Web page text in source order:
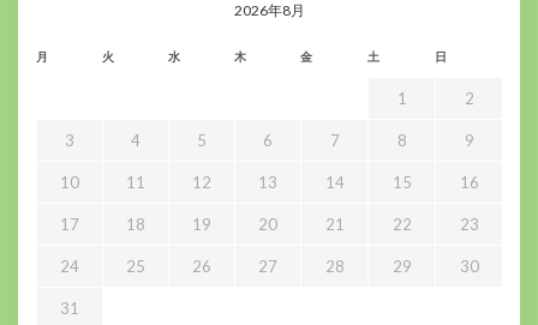
2026年8月
月 火 水 木 金 土 日
1 2
3 4 5 6 7 8 9
10 11 12 13 14 15 16
17 18 19 20 21 22 23
24 25 26 27 28 29 30
31